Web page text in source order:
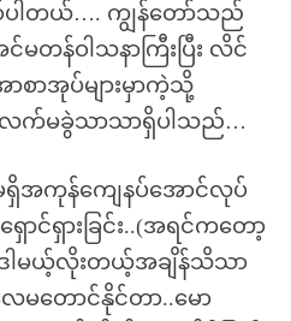
ါတယ်…. ကျွန်တော်သည်
န်ဝါသနာကြီးပြီး လိင်
စာအုပ်များမှာကဲ့သို့
က်မခွဲသာသာရှိပါသည်…
ရှိအကုန်ကျေနပ်အောင်လုပ်
ာင်ရှားခြင်း..(အရင်ကတော့
ါမယ့်လိုးတယ့်အချိန်သိသာ
တောင်နိုင်တာ..မော